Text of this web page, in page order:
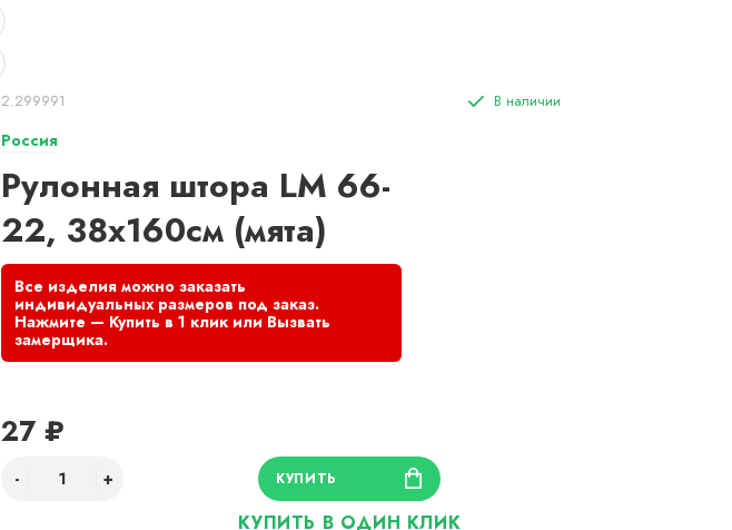
2.299991
Россия
Рулонная штора LM 66-
22, 38х160см (мята)
27 ₽